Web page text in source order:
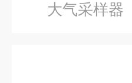
大气采样器